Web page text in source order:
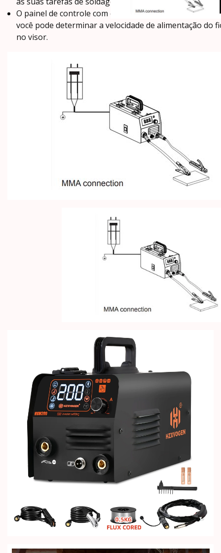
O painel de controle com display digital transparente
você pode determinar a velocidade de alimentação do
no visor.